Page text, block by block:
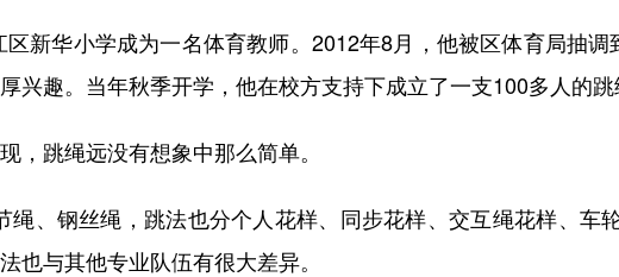
华小学成为一名体育教师。2012年8月，他被区体育局抽调
兴趣。当年秋季开学，他在校方支持下成立了一支100多人的跳
跳绳远没有想象中那么简单。
、钢丝绳，跳法也分个人花样、同步花样、交互绳花样、车轮
也与其他专业队伍有很大差异。